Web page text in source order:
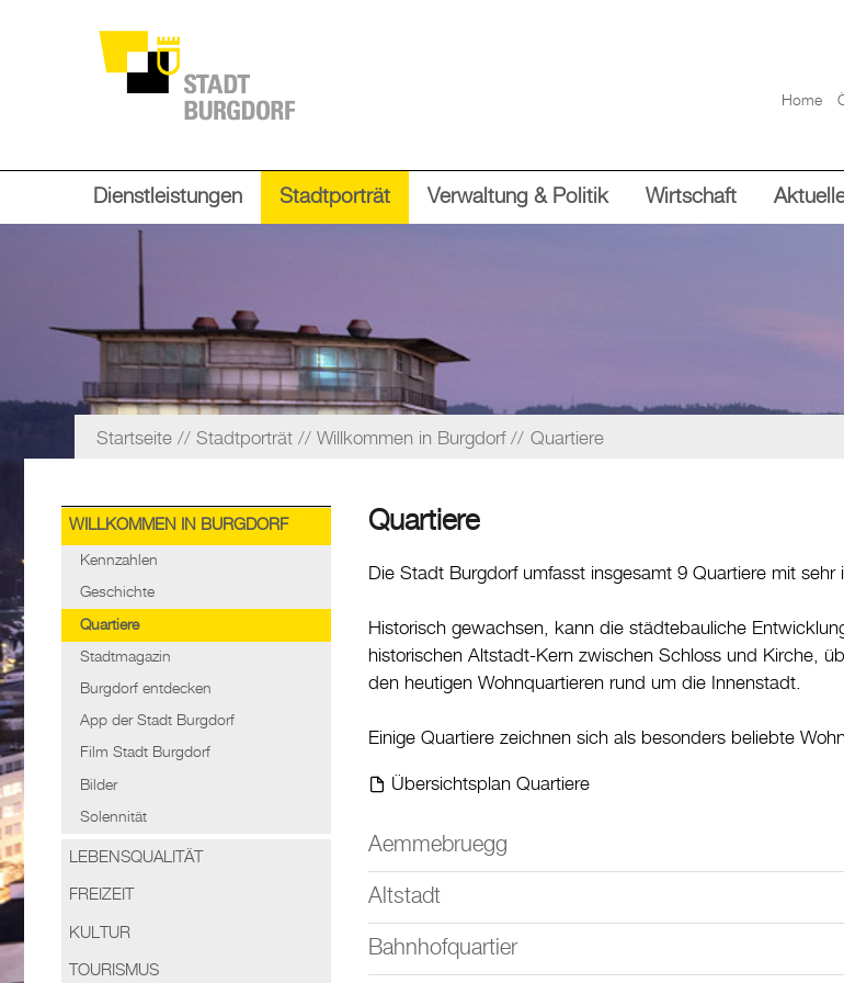
Home
Dienstleistungen Stadtporträt Verwaltung & Politik Wirtschaft
Startseite Stadtporträt Willkommen in Burgdorf Quartiere
WILLKOMMEN IN BURGDORF
Kennzahlen
Geschichte
Quartiere
Stadtmagazin
Burgdorf entdecken
App der Stadt Burgdorf
Film Stadt Burgdorf
Bilder
Solennität
LEBENSQUALITÄT
FREIZEIT
KULTUR
TOURISMUS
Quartiere
Die Stadt Burgdorf umfasst insgesamt 9 Quartiere mit sehr
Historisch gewachsen, kann die städtebauliche
historischen Altstadt-Kern zwischen Schloss und Kirche,
den heutigen Wohnquartieren rund um die Innenstadt.
Einige Quartiere zeichnen sich als besonders beliebte
Übersichtsplan Quartiere
Aemmebruegg
Altstadt
Bahnhofquartier